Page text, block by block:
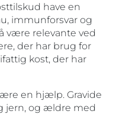
have en
immunforsvar og
være relevante ved
der har brug for
kost, der har
en hjælp. Gravide
jern, og ældre med